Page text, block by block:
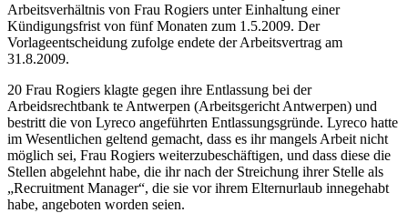
Arbeitsverhältnis von Frau Rogiers unter Einhaltung einer
Kündigungsfrist von fünf Monaten zum 1.5.2009. Der
Vorlageentscheidung zufolge endete der Arbeitsvertrag am
31.8.2009.
20 Frau Rogiers klagte gegen ihre Entlassung bei der
Arbeidsrechtbank te Antwerpen (Arbeitsgericht Antwerpen) und
bestritt die von Lyreco angeführten Entlassungsgründe. Lyreco hatte
im Wesentlichen geltend gemacht, dass es ihr mangels Arbeit nicht
möglich sei, Frau Rogiers weiterzubeschäftigen, und dass diese die
Stellen abgelehnt habe, die ihr nach der Streichung ihrer Stelle als
„Recruitment Manager“, die sie vor ihrem Elternurlaub innegehabt
habe, angeboten worden seien.